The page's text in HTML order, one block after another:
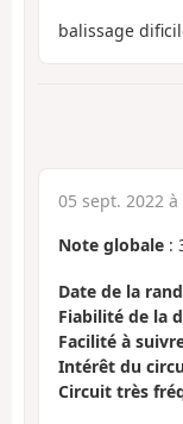
balissage
05 sept. 2022 à
Note globale :
Date de la
Fiabilité de la
Facilité à
Intérêt du
Circuit très